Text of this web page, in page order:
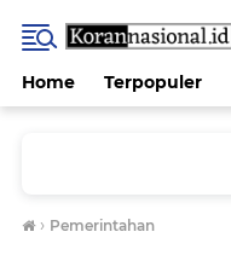
Home Terpopuler
› Pemerintahan